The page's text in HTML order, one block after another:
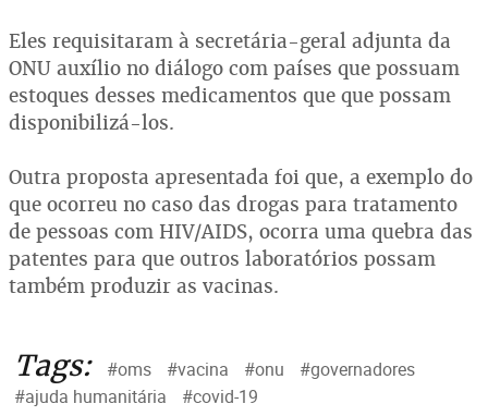
Eles requisitaram à secretária-geral adjunta da
ONU auxílio no diálogo com países que possuam
estoques desses medicamentos que que possam
disponibilizá-los.
Outra proposta apresentada foi que, a exemplo do
que ocorreu no caso das drogas para tratamento
de pessoas com HIV/AIDS, ocorra uma quebra das
patentes para que outros laboratórios possam
também produzir as vacinas.
Tags: #oms #vacina #onu
#governadores
#ajuda humanitária
#covid-19